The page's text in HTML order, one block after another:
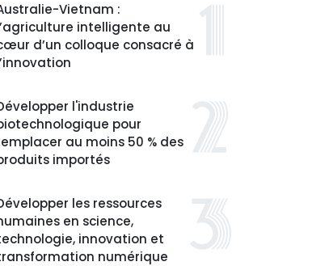
Vietnam :
intelligente au
d’un colloque consacré à
l'industrie
pour
au moins 50 % des
importés
les ressources
en science,
innovation et
numérique